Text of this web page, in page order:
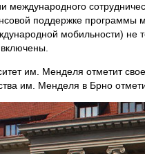
международного
поддержке программы
мобильности) не
им. Менделя отметит
им. Менделя в Брно